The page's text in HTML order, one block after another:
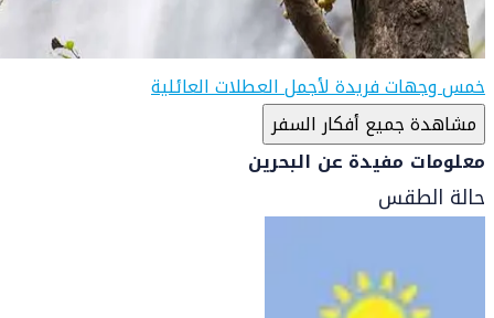
خمس وجهات فريدة لأجمل العطلات العائلية
مشاهدة جميع أفكار السفر
معلومات مفيدة عن البحرين
حالة الطقس